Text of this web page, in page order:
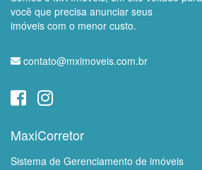
você que precisa anunciar seus
imóveis com o menor custo.
contato@mximoveis.com.br
MaxiCorretor
Sistema de Gerenciamento de imóveis